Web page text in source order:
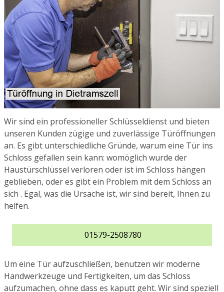
Wir sind ein professioneller Schlüsseldienst und bieten
unseren Kunden zügige und zuverlässige Türöffnungen
an. Es gibt unterschiedliche Gründe, warum eine Tür ins
Schloss gefallen sein kann: womöglich wurde der
Haustürschlüssel verloren oder ist im Schloss hängen
geblieben, oder es gibt ein Problem mit dem Schloss an
sich . Egal, was die Ursache ist, wir sind bereit, Ihnen zu
helfen.
01579-2508780
Um eine Tür aufzuschließen, benutzen wir moderne
Handwerkzeuge und Fertigkeiten, um das Schloss
aufzumachen, ohne dass es kaputt geht. Wir sind speziell